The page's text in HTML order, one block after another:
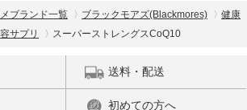
ブランド一覧 ブラックモアズ(Blackmores)
健康
サプリ スーパーストレングスCoQ10
送料・配送
初めての方へ